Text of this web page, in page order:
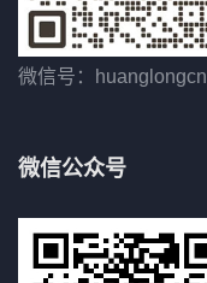
微信号：huanglongcn
微信公众号